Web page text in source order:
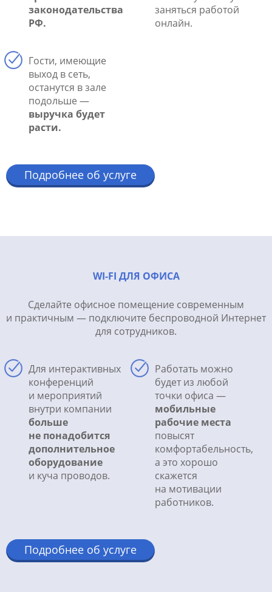
законодательства
РФ.
заняться работой
онлайн.
Гости, имеющие
выход в сеть,
останутся в зале
подольше —
выручка будет
расти.
Подробнее об услуге
WI-FI ДЛЯ ОФИСА
Сделайте офисное помещение современным
и практичным — подключите беспроводной Интернет
для сотрудников.
Для интерактивных
конференций
и мероприятий
внутри компании
больше
не понадобится
дополнительное
оборудование
и куча проводов.
Работать можно
будет из любой
точки офиса —
мобильные
рабочие места
повысят
комфортабельность,
а это хорошо
скажется
на мотивации
работников.
Подробнее об услуге